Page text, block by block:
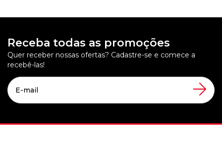
Receba todas as promoções
Quer receber nossas ofertas? Cadastre-se e comece a
recebê-las!